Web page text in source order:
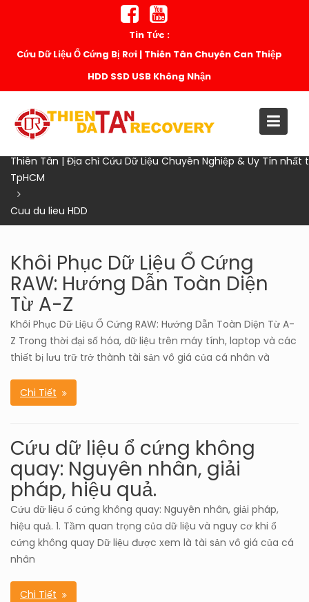
Tin Tức :
Cứu Dữ Liệu Ổ Cứng Bị Rơi | Thiên Tân Chuyên Can Thiệp
HDD SSD USB Không Nhận
Thiên Tân | Địa chỉ Cứu Dữ Liệu Chuyên Nghiệp & Uy Tín nhất
TpHCM
Cuu du lieu HDD
Khôi Phục Dữ Liệu Ổ Cứng
RAW: Hướng Dẫn Toàn Diện
Từ A-Z
Khôi Phục Dữ Liệu Ổ Cứng RAW: Hướng Dẫn Toàn Diện Từ A-
Z Trong thời đại số hóa, dữ liệu trên máy tính, laptop và các
thiết bị lưu trữ trở thành tài sản vô giá của cá nhân và
Chi Tiết
Cứu dữ liệu ổ cứng không
quay: Nguyên nhân, giải
pháp, hiệu quả.
Cứu dữ liệu ổ cứng không quay: Nguyên nhân, giải pháp,
hiệu quả. 1. Tầm quan trọng của dữ liệu và nguy cơ khi ổ
cứng không quay Dữ liệu được xem là tài sản vô giá của cá
nhân
Chi Tiết